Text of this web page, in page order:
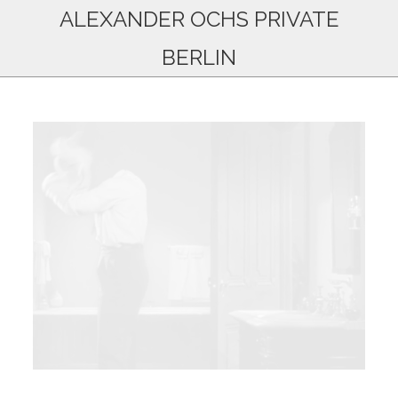
ALEXANDER OCHS PRIVATE
BERLIN